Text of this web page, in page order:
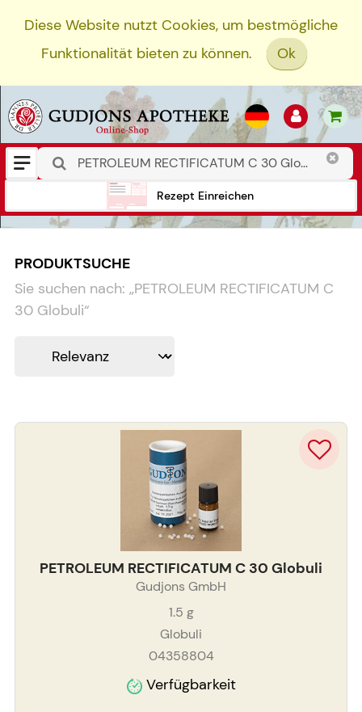
Diese Website nutzt Cookies, um bestmögliche
Funktionalität bieten zu können.
Ok
Rezept Einreichen
PRODUKTSUCHE
Sie suchen nach: „PETROLEUM RECTIFICATUM C
30 Globuli“
PETROLEUM RECTIFICATUM C 30 Globuli
Gudjons GmbH
1.5 g
Globuli
04358804
Verfügbarkeit